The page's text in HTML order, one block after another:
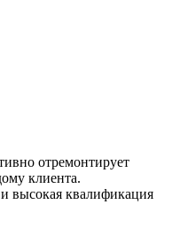
отремонтирует
клиента.
высокая квалификация